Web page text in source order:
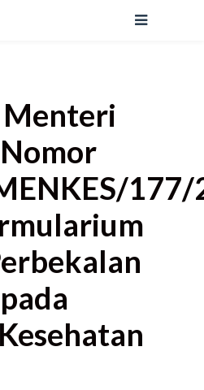
Menteri
177/